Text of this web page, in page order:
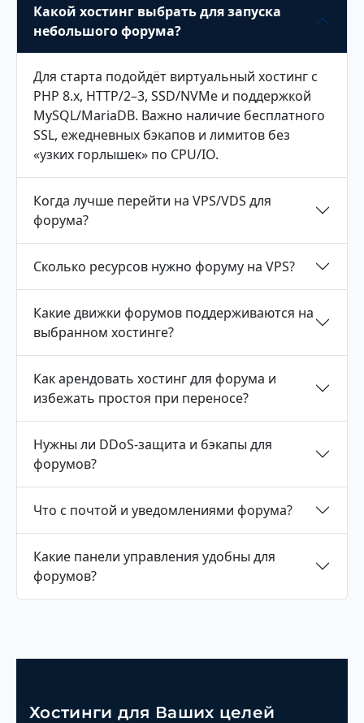
Какой хостинг выбрать для запуска
небольшого форума?
Для старта подойдёт виртуальный хостинг с
PHP 8.x, HTTP/2–3, SSD/NVMe и поддержкой
MySQL/MariaDB. Важно наличие бесплатного
SSL, ежедневных бэкапов и лимитов без
«узких горлышек» по CPU/IO.
Когда лучше перейти на VPS/VDS для
форума?
Сколько ресурсов нужно форуму на VPS?
Какие движки форумов поддерживаются на
выбранном хостинге?
Как арендовать хостинг для форума и
избежать простоя при переносе?
Нужны ли DDoS-защита и бэкапы для
форумов?
Что с почтой и уведомлениями форума?
Какие панели управления удобны для
форумов?
Хостинги для Ваших целей